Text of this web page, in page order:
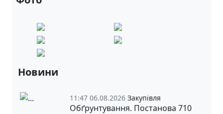
Новини
11:47 06.08.2026 Закупівля
Обґрунтування. Постанова 710